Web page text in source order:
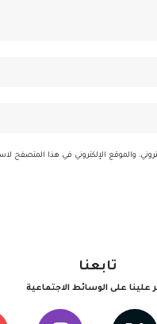
والموقع الإلكتروني في هذا المتصفح
تابعنا
علينا على الوسائط الاجتماعية